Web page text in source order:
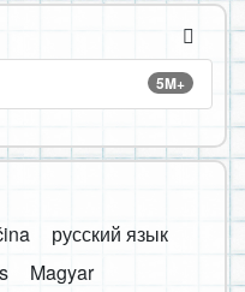
5M+
русский язык
Magyar